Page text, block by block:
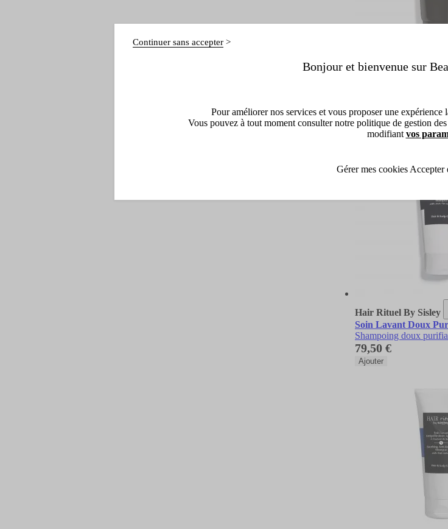
Hair Rituel By Sisley
Ajouter
Hair Rituel By Sisley
Soin Lavant Doux
Shampoing doux
79,50 €
Ajouter
Bonjour et bienvenue sur
Continuer sans accepter
Pour améliorer nos services et vous proposer une
Vous pouvez à tout moment consulter notre politique de gestion des
modifiant vos
Gérer mes cookies Accepter